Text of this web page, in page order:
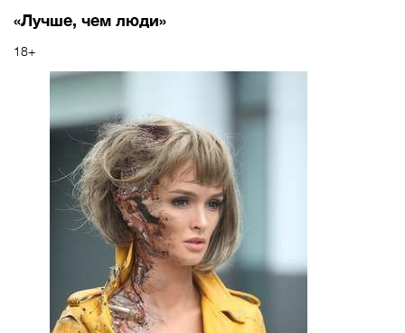
«Лучше, чем люди»
18+